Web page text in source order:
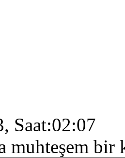
Saat:02:07
muhteşem bir